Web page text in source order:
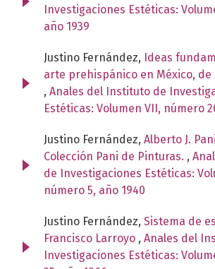
Investigaciones Estéticas:
año 1939
Justino Fernández, Ideas
arte prehispánico en México, de
, Anales del Instituto de
Estéticas: Volumen VII, número
Justino Fernández, Alberto J.
Colección Pani de Pinturas. ,
de Investigaciones Estéticas:
número 5, año 1940
Justino Fernández, Sistema de
Francisco Larroyo , Anales del
Investigaciones Estéticas: